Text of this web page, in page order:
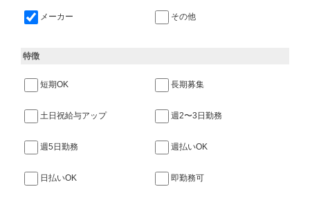
メーカー その他
特徴
短期OK 長期募集
土日祝給与アップ 週2〜3日勤務
週5日勤務 週払いOK
日払いOK 即勤務可